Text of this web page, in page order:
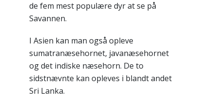
de fem mest populære dyr at se på
Savannen.
I Asien kan man også opleve
sumatranæsehornet, javanæsehornet
og det indiske næsehorn. De to
sidstnævnte kan opleves i blandt andet
Sri Lanka.